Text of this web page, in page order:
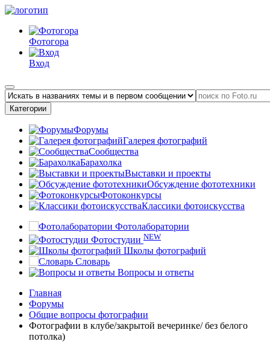
Фотогора
Вход
Категории
Форумы
Галерея фотографий
Сообщества
Барахолка
Выставки и проекты
Обсуждение фототехники
Фотоконкурсы
Классики фотоискусства
Фотолаборатории
Фотостудии NEW
Школы фотографий
Словарь
Вопросы и ответы
Главная
Форумы
Общие вопросы фотографии
Фотографии в клубе/закрытой вечеринке/ без белого
потолка)